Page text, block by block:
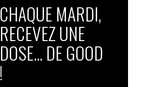
CHAQUE MARDI,
RECEVEZ UNE
DOSE... DE GOOD
!